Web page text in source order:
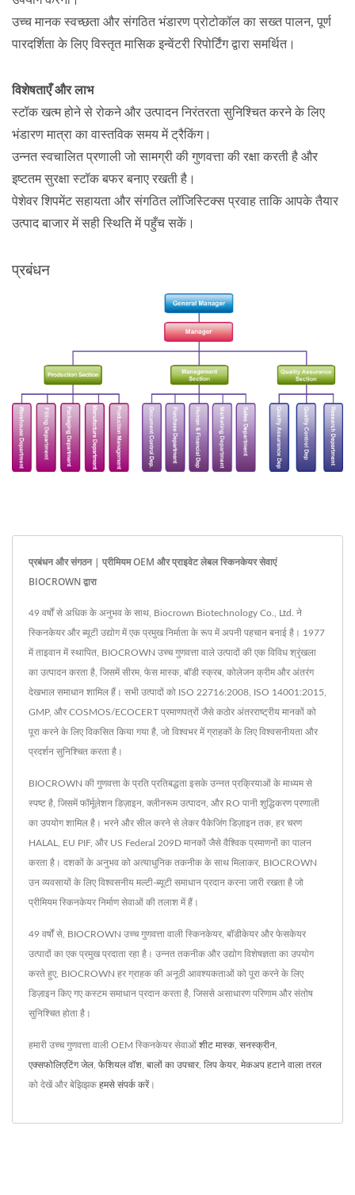
उच्च मानक स्वच्छता और संगठित भंडारण प्रोटोकॉल का सख्त पालन, पूर्ण
पारदर्शिता के लिए विस्तृत मासिक इन्वेंटरी रिपोर्टिंग द्वारा समर्थित।
विशेषताएँ और लाभ
स्टॉक खत्म होने से रोकने और उत्पादन निरंतरता सुनिश्चित करने के लिए
भंडारण मात्रा का वास्तविक समय में ट्रैकिंग।
उन्नत स्वचालित प्रणाली जो सामग्री की गुणवत्ता की रक्षा करती है और
इष्टतम सुरक्षा स्टॉक बफर बनाए रखती है।
पेशेवर शिपमेंट सहायता और संगठित लॉजिस्टिक्स प्रवाह ताकि आपके तैयार
उत्पाद बाजार में सही स्थिति में पहुँच सकें।
प्रबंधन
प्रबंधन और संगठन | प्रीमियम OEM और प्राइवेट लेबल स्किनकेयर सेवाएं
BIOCROWN द्वारा
49 वर्षों से अधिक के अनुभव के साथ, Biocrown Biotechnology Co., Ltd. ने
स्किनकेयर और ब्यूटी उद्योग में एक प्रमुख निर्माता के रूप में अपनी पहचान बनाई है। 1977
में ताइवान में स्थापित, BIOCROWN उच्च गुणवत्ता वाले उत्पादों की एक विविध श्रृंखला
का उत्पादन करता है, जिसमें सीरम, फेस मास्क, बॉडी स्क्रब, कोलेजन क्रीम और अंतरंग
देखभाल समाधान शामिल हैं। सभी उत्पादों को ISO 22716:2008, ISO 14001:2015,
GMP, और COSMOS/ECOCERT प्रमाणपत्रों जैसे कठोर अंतरराष्ट्रीय मानकों को
पूरा करने के लिए विकसित किया गया है, जो विश्वभर में ग्राहकों के लिए विश्वसनीयता और
प्रदर्शन सुनिश्चित करता है।
BIOCROWN की गुणवत्ता के प्रति प्रतिबद्धता इसके उन्नत प्रक्रियाओं के माध्यम से
स्पष्ट है, जिसमें फॉर्मूलेशन डिज़ाइन, क्लीनरूम उत्पादन, और RO पानी शुद्धिकरण प्रणाली
का उपयोग शामिल है। भरने और सील करने से लेकर पैकेजिंग डिज़ाइन तक, हर चरण
HALAL, EU PIF, और US Federal 209D मानकों जैसे वैश्विक प्रमाणनों का पालन
करता है। दशकों के अनुभव को अत्याधुनिक तकनीक के साथ मिलाकर, BIOCROWN
उन व्यवसायों के लिए विश्वसनीय मल्टी-ब्यूटी समाधान प्रदान करना जारी रखता है जो
प्रीमियम स्किनकेयर निर्माण सेवाओं की तलाश में हैं।
49 वर्षों से, BIOCROWN उच्च गुणवत्ता वाली स्किनकेयर, बॉडीकेयर और फेसकेयर
उत्पादों का एक प्रमुख प्रदाता रहा है। उन्नत तकनीक और उद्योग विशेषज्ञता का उपयोग
करते हुए, BIOCROWN हर ग्राहक की अनूठी आवश्यकताओं को पूरा करने के लिए
डिज़ाइन किए गए कस्टम समाधान प्रदान करता है, जिससे असाधारण परिणाम और संतोष
सुनिश्चित होता है।
हमारी उच्च गुणवत्ता वाली OEM स्किनकेयर सेवाओं शीट मास्क सनस्क्रीन
एक्सफोलिएटिंग जेल फेशियल वॉश बालों का उपचार, लिप केयर, मेकअप हटाने वाला तरल
को देखें और बेझिझक हमसे संपर्क करें।